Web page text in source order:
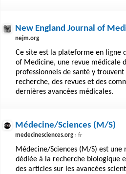
New England Journal of
nejm.org
Ce site est la plateforme en ligne
of Medicine, une revue médicale
professionnels de santé y
recherche, des revues et des
dernières avancées médicales.
Médecine/Sciences (M/S)
medecinesciences.org › fr
Médecine/Sciences (M/S) est
dédiée à la recherche biologique
des articles sur les avancées